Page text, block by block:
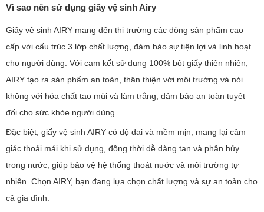
Vì sao nên sử dụng giấy vệ sinh Airy
Giấy vệ sinh AIRY mang đến thị trường các dòng sản phẩm cao
cấp với cấu trúc 3 lớp chất lượng, đảm bảo sự tiện lợi và linh hoạt
cho người dùng. Với cam kết sử dụng 100% bột giấy thiên nhiên,
AIRY tạo ra sản phẩm an toàn, thân thiện với môi trường và nói
không với hóa chất tạo mùi và làm trắng, đảm bảo an toàn tuyệt
đối cho sức khỏe người dùng.
Đặc biệt, giấy vệ sinh AIRY có độ dai và mềm mịn, mang lại cảm
giác thoải mái khi sử dụng, đồng thời dễ dàng tan và phân hủy
trong nước, giúp bảo vệ hệ thống thoát nước và môi trường tự
nhiên. Chọn AIRY, bạn đang lựa chọn chất lượng và sự an toàn cho
cả gia đình.